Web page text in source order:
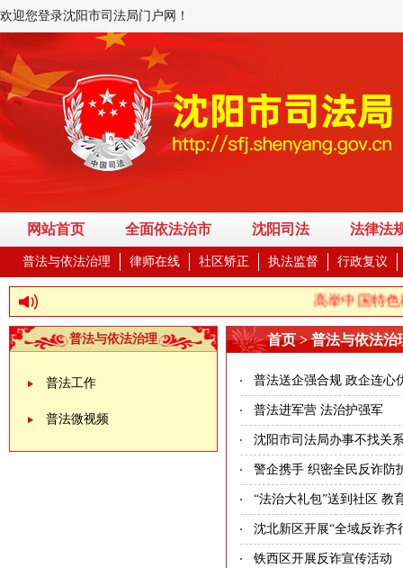
欢迎您登录沈阳市司法局门户网！
网站首页 全面依法治市 沈阳司法 法律法
普法与依法治理 律师在线 社区矫正 执法监督 行政复议
高举中国特色
普法与依法治理
普法工作
普法微视频
首页 > 普法与依法治
普法送企强合规 政企连心
普法进军营 法治护强军
沈阳市司法局办事不找关
警企携手 织密全民反诈防
“法治大礼包”送到社区 教
沈北新区开展“全域反诈
铁西区开展反诈宣传活动